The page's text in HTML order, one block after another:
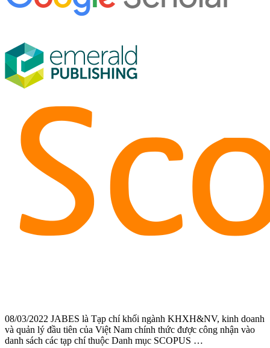
08/03/2022 JABES là Tạp chí khối ngành KHXH&NV, kinh doanh
và quản lý đầu tiên của Việt Nam chính thức được công nhận vào
danh sách các tạp chí thuộc Danh mục SCOPUS …